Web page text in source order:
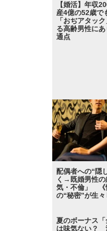
【婚活】年収
産4億の52歳で
「おぢアタッ
る高齢男性に
通点
配偶者への“隠
く→既婚男性の
気・不倫」 《
の“秘密”が生
夏のボーナス「
は味気ない？